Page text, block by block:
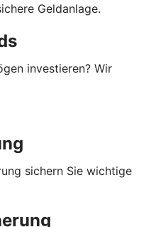
Geldanlage.
investieren? Wir
sichern Sie wichtige